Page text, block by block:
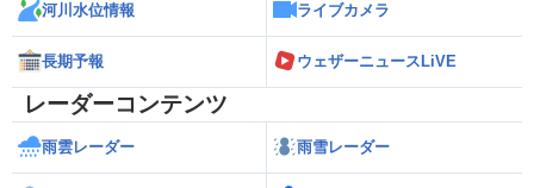
河川水位情報 ライブカメラ
長期予報 ウェザーニュースLiVE
レーダーコンテンツ
雨雲レーダー 雨雪レーダー